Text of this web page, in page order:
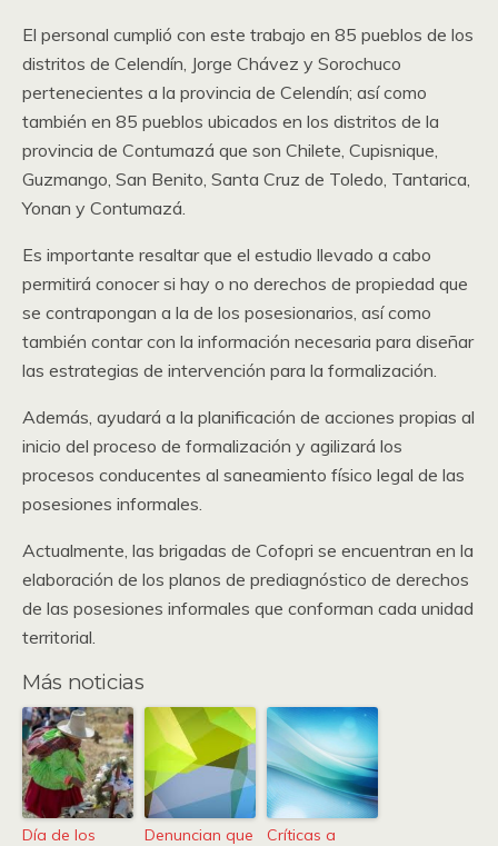
El personal cumplió con este trabajo en 85 pueblos de los
distritos de Celendín, Jorge Chávez y Sorochuco
pertenecientes a la provincia de Celendín; así como
también en 85 pueblos ubicados en los distritos de la
provincia de Contumazá que son Chilete, Cupisnique,
Guzmango, San Benito, Santa Cruz de Toledo, Tantarica,
Yonan y Contumazá.
Es importante resaltar que el estudio llevado a cabo
permitirá conocer si hay o no derechos de propiedad que
se contrapongan a la de los posesionarios, así como
también contar con la información necesaria para diseñar
las estrategias de intervención para la formalización.
Además, ayudará a la planificación de acciones propias al
inicio del proceso de formalización y agilizará los
procesos conducentes al saneamiento físico legal de las
posesiones informales.
Actualmente, las brigadas de Cofopri se encuentran en la
elaboración de los planos de prediagnóstico de derechos
de las posesiones informales que conforman cada unidad
territorial.
Más noticias
Día de los
Denuncian que
Críticas a